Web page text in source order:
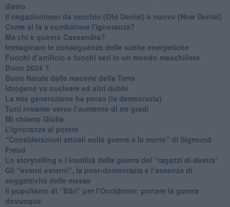
dietro
Il negazionismo da vecchio (Old Denial) a nuovo (New Denial)
Come si fa a combattere l'ignoranza?
Ma chi è questo Cassandra?
Immaginare le conseguenze delle scelte energetiche
​Fuochi d’artificio e fuochi veri in un mondo maschilista
Buon 2024 ?
​Buon Natale dalle macerie della Terra
​Idrogeno vs nucleare ed altri dubbi
​La mia generazione ha perso (la democrazia)
​Tutti insieme verso l’aumento di tre gradi
Mi chiamo Giulia
L’ignoranza al potere
​“Considerazioni attuali sulla guerra e la morte" di Sigmund
Freud
​Lo storytelling e l’inutilità della guerra dei “ragazzi di destra”
​Gli “eventi esterni”, la post-democrazia e l’assenza di
soggettività delle masse
​Il populismo di “Bibi” per l’Occidente: portare la guerra
dovunque